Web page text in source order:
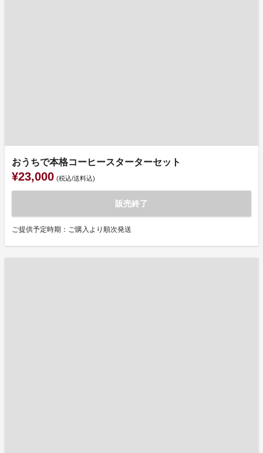
おうちで本格コーヒースターターセット
¥23,000 (税込/送料込)
販売終了
ご提供予定時期：ご購入より順次発送